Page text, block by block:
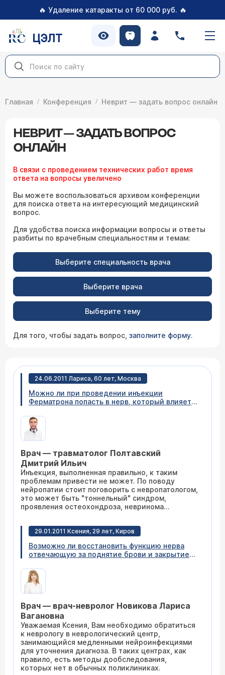
🔥 Удаление катаракты от 60 000 руб. 🔥
ЦЭЛТ
Главная Конференция Неврит — задать вопрос онлайн
НЕВРИТ — ЗАДАТЬ ВОПРОС
ОНЛАЙН
В связи с проведением технических работ время
ответа на вопросы увеличено
Вы можете воспользоваться архивом конференции
для поиска ответа на интересующий медицинский
вопрос.
Для удобства поиска информации вопросы и ответы
разбиты по врачебным специальностям и темам:
Выберите специальность врача
Выберите врача
Выберите тему
Для того, чтобы задать вопрос, заполните форму.
24.06.2011 Лариса, 60 лет, Москва
Можно ли при проведении инъекции
Ферматрона попасть в нерв, который влияет
мизинца до середины подошвы? Вначале
было больно ходить, стоять. Сейчас хожу
нормально, болевых ощущений нет, но когда
внутри стопа как бы заморожена. Ступня в
этом месте как бы занемела, неприятное
чувство.
Врач — травматолог Полтавский
Дмитрий Ильич
Инъекция, выполненная правильно, к таким
проблемам привести не может. По поводу
нейропатии стоит поговорить с невропатологом,
это может быть "тоннельный" синдром,
проявления остеохондроза, невринома...
29.01.2011 Ксения, 29 лет, Киров
Возможно ли восстановить функцию нерва
отвечающую за поднятие брови и закрытие
подниматься левая бровь, когда именно не
обратила внимания, никто не посоветовал
бежать в поликлинику. Пошла ко врачу в мае
консультации окулиста, лора все в порядке.
Пока ходила по специалистам перестал
закрываться левый глаз, не могу зажмуриться,
нахмурить брови. Затем назначили лечение в
виде уколов, таблеток, массажа. Результат
нулевой. Затем прошла 4 месяца
иглоукалывания, результат тот же(никакой).
Больше мне ничего не предложили. Что
Врач — врач-невролог Новикова Лариса
Вагановна
Уважаемая Ксения, Вам необходимо обратиться
к неврологу в неврологический центр,
занимающийся медленными нейроинфекциями
для уточнения диагноза. В таких центрах, как
правило, есть методы дообследования,
которых нет в обычных поликлиниках.